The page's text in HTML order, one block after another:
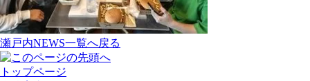
瀬戸内NEWS一覧へ戻る
トップページ